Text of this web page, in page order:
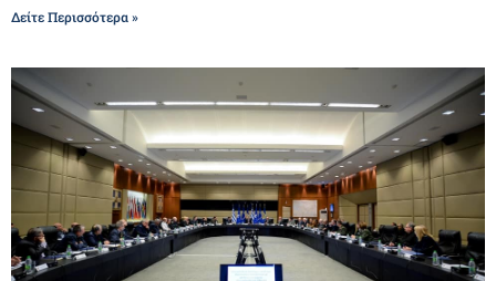
Δείτε Περισσότερα »